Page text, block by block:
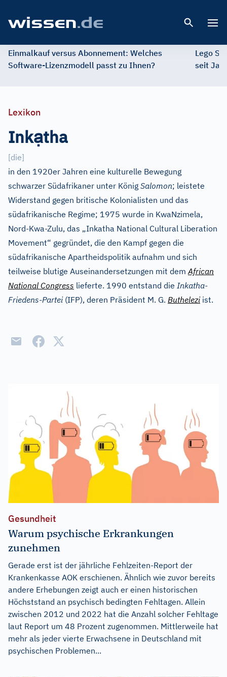
Einmalkauf versus Abonnement: Welches
Software-Lizenzmodell passt zu Ihnen?
Lego
seit
Lexikon
Inkạtha
[die]
in den 1920er Jahren eine kulturelle Bewegung
schwarzer Südafrikaner unter König Salomon; leistete
Widerstand gegen britische Kolonialisten und das
südafrikanische Regime; 1975 wurde in KwaNzimela,
Nord-Kwa-Zulu, das „Inkatha National Cultural Liberation
Movement“ gegründet, die den Kampf gegen die
südafrikanische Apartheidspolitik aufnahm und sich
teilweise blutige Auseinandersetzungen mit demAfrican
National Congress lieferte. 1990 entstand die Inkatha-
Friedens-Partei(IFP), deren Präsident M. G. Butheleziist.
Gesundheit
Warum psychische Erkrankungen
zunehmen
Gerade erst ist der jährliche Fehlzeiten-Report der
Krankenkasse AOK erschienen. Ähnlich wie zuvor bereits
andere Erhebungen zeigt auch er einen historischen
Höchststand an psychisch bedingten Fehltagen. Allein
zwischen 2012 und 2022 hat die Anzahl solcher Fehltage
laut Report um 48 Prozent zugenommen. Mittlerweile hat
mehr als jeder vierte Erwachsene in Deutschland mit
psychischen Problemen...